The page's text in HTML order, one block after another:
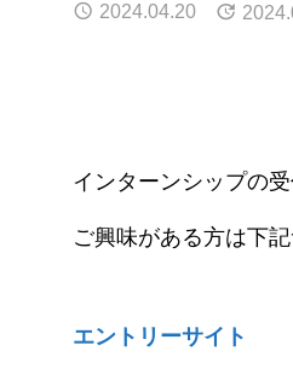
2024.04.20
インターンシップの
ご興味がある方は下
エントリーサイト